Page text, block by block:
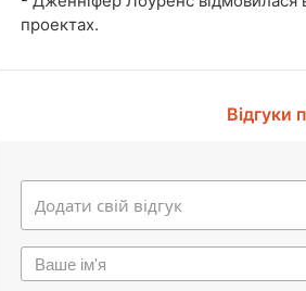
проектах.
Відгуки